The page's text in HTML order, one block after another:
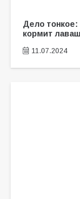
Дело тонкое:
кормит
11.07.2024